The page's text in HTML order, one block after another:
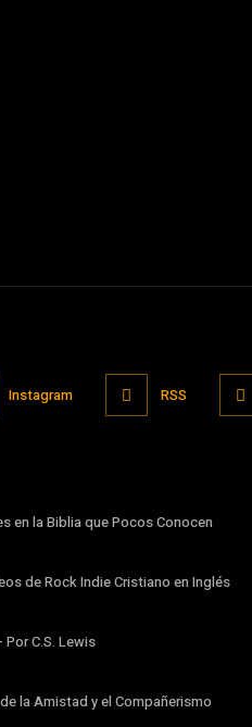
Instagram RSS
en la Biblia que Pocos Conocen
de Rock Indie Cristiano en Inglés
C.S. Lewis
la Amistad y el Compañerismo